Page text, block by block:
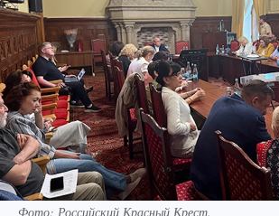
Фото: Российский Красный Крест.